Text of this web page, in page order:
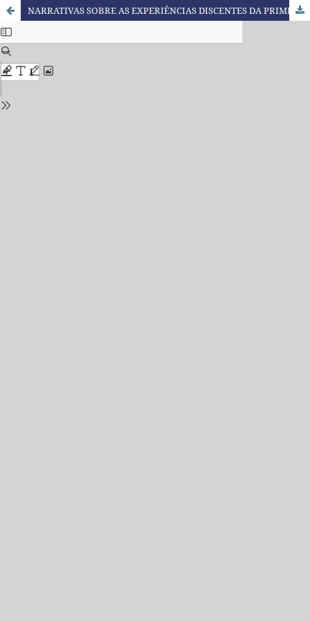
NARRATIVAS SOBRE AS EXPERIÊNCIAS DISCENTES DA PRIMEIRA TURMA DE LICENCIATURA EM EDUCAÇÃO ESCOLAR QUILOMBOLA DA UNIVILLE